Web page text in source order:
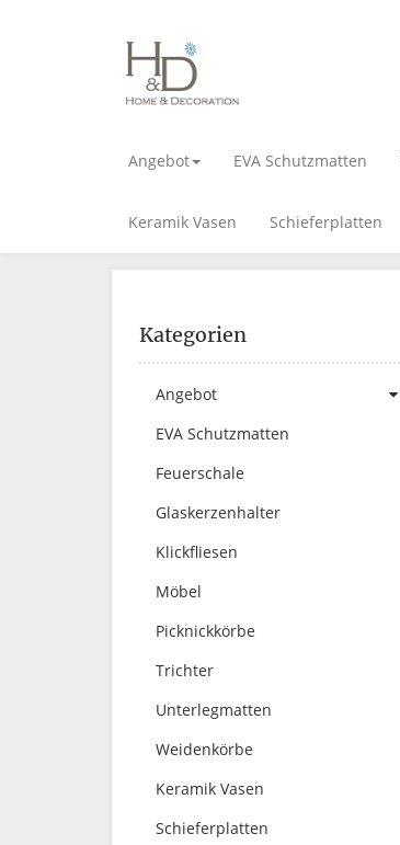
Angebot EVA Schutzmatten
Keramik Vasen Schieferplatten
Kategorien
Angebot
EVA Schutzmatten
Feuerschale
Glaskerzenhalter
Klickfliesen
Möbel
Picknickkörbe
Trichter
Unterlegmatten
Weidenkörbe
Keramik Vasen
Schieferplatten